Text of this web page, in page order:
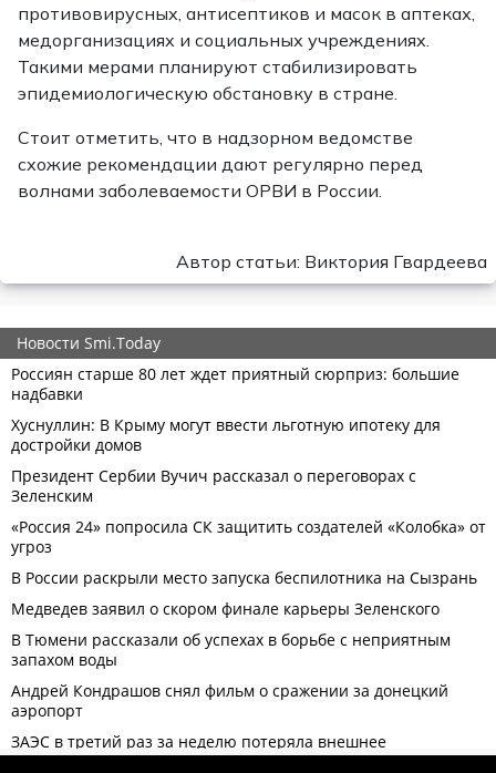
противовирусных, антисептиков и масок в аптеках,
медорганизациях и социальных учреждениях.
Такими мерами планируют стабилизировать
эпидемиологическую обстановку в стране.
Стоит отметить, что в надзорном ведомстве
схожие рекомендации дают регулярно перед
волнами заболеваемости ОРВИ в России.
Автор статьи: Виктория Гвардеева